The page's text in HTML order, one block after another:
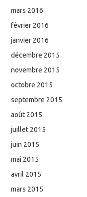
mars 2016
février 2016
janvier 2016
décembre 2015
novembre 2015
octobre 2015
septembre 2015
août 2015
juillet 2015
juin 2015
mai 2015
avril 2015
mars 2015